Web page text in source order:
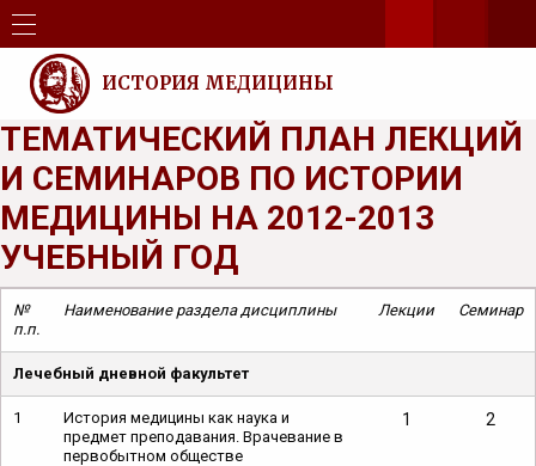
ИСТОРИЯ МЕДИЦИНЫ
ТЕМАТИЧЕСКИЙ ПЛАН ЛЕКЦИЙ
И СЕМИНАРОВ ПО ИСТОРИИ
МЕДИЦИНЫ НА 2012-2013
УЧЕБНЫЙ ГОД
№
п.п.
Наименование раздела дисциплины Лекции Семинар
Лечебный дневной факультет
1
История медицины как наука и
предмет преподавания. Врачевание в
первобытном обществе
1 2